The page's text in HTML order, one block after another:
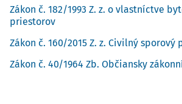
Zákon č. 182/1993 Z. z. o vlastníctve
priestorov
Zákon č. 160/2015 Z. z. Civilný sporový
Zákon č. 40/1964 Zb. Občiansky